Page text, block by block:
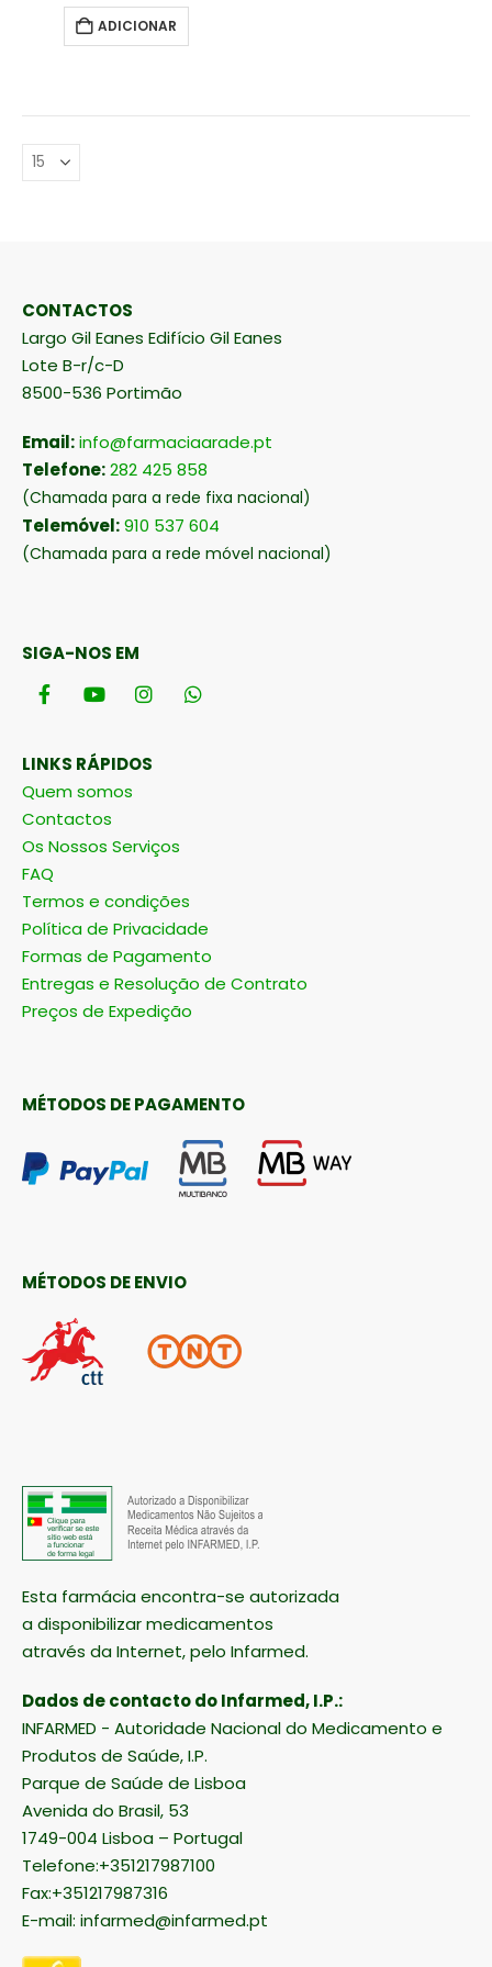
ADICIONAR
CONTACTOS
Largo Gil Eanes Edifício Gil Eanes
Lote B-r/c-D
8500-536 Portimão
Email:info@farmaciaarade.pt
Telefone:282 425 858
(Chamada para a rede fixa nacional)
Telemóvel:910 537 604
(Chamada para a rede móvel nacional)
SIGA-NOS EM
LINKS RÁPIDOS
Quem somos
Contactos
Os Nossos Serviços
FAQ
Termos e condições
Política de Privacidade
Formas de Pagamento
Entregas e Resolução de Contrato
Preços de Expedição
MÉTODOS DE PAGAMENTO
MÉTODOS DE ENVIO
Esta farmácia encontra-se autorizada
a disponibilizar medicamentos
através da Internet, pelo Infarmed.
Dados de contacto do Infarmed, I.P.:
INFARMED - Autoridade Nacional do Medicamento e
Produtos de Saúde, I.P.
Parque de Saúde de Lisboa
Avenida do Brasil, 53
1749-004 Lisboa – Portugal
Telefone:+351217987100
Fax:+351217987316
E-mail: infarmed@infarmed.pt